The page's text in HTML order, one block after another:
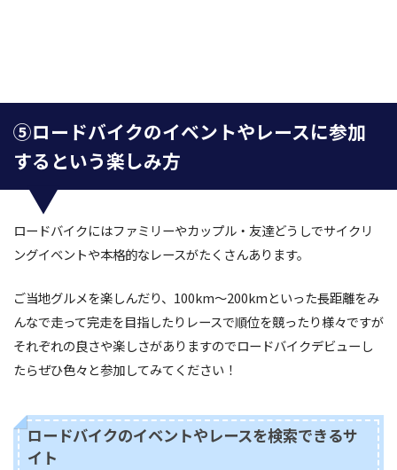
⑤ロードバイクのイベントやレースに参加
するという楽しみ方
ロードバイクにはファミリーやカップル・友達どうしでサイクリ
ングイベントや本格的なレースがたくさんあります。
ご当地グルメを楽しんだり、100km～200kmといった長距離をみ
んなで走って完走を目指したりレースで順位を競ったり様々ですが
それぞれの良さや楽しさがありますのでロードバイクデビューし
たらぜひ色々と参加してみてください！
ロードバイクのイベントやレースを検索できるサ
イト